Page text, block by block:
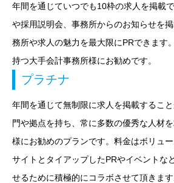
年間を通じていつでも10枠の求人を掲載
や採用説明会、事務所からのお知らせを
務所や求人の魅力を最大限にPRできます
持つ大手会計事務所様にお勧めです。
プラチナ
年間を通じて無制限に求人を掲載するこ
門や拠点を持ち、常に多数の優秀な人材
様にお勧めのプランです。料金はボリュ
サイトとタイアップしたPRやイベントな
せるために積極的にコラボさせて頂きます